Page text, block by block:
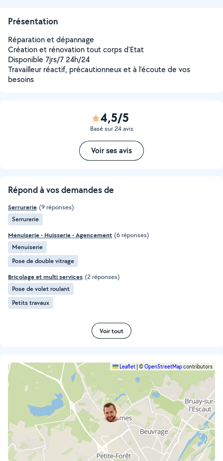
Présentation
Réparation et dépannage
Création et rénovation tout corps d'Etat
Disponible 7jrs/7 24h/24
Travailleur réactif, précautionneux et à l'écoute de vos
besoins
4,5/5
Basé sur 24 avis
Voir ses avis
Répond à vos demandes de
Serrurerie (9 réponses)
Serrurerie
Menuiserie - Huisserie - Agencement (6 réponses)
Menuiserie
Pose de double vitrage
Bricolage et multi services (2 réponses)
Pose de volet roulant
Petits travaux
Voir tout
Leaflet ©OpenStreetMapcontributors